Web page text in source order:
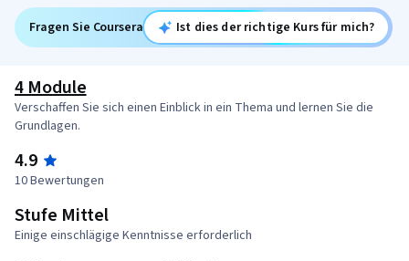
Fragen Sie Coursera Ist dies der richtige Kurs für mich?
4 Module
Verschaffen Sie sich einen Einblick in ein Thema und lernen Sie die
Grundlagen.
4.9
10 Bewertungen
Stufe Mittel
Einige einschlägige Kenntnisse erforderlich